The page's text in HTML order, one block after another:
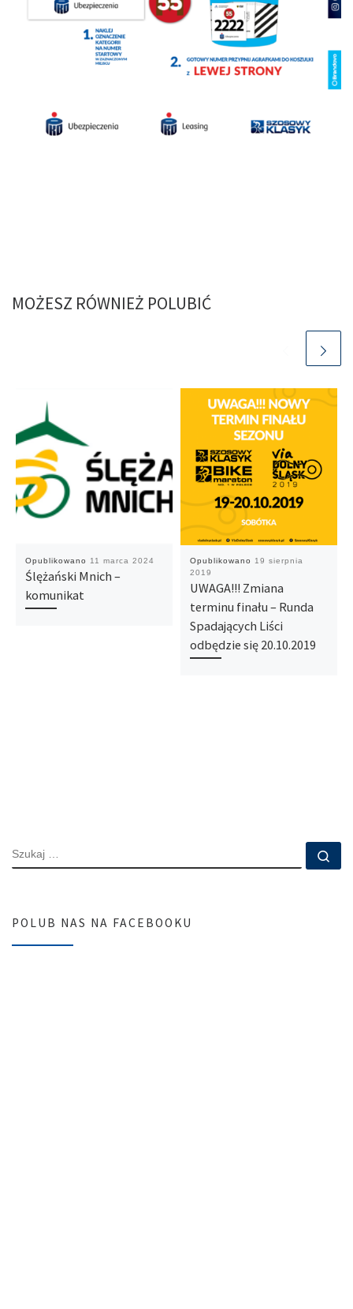
MOŻESZ RÓWNIEŻ POLUBIĆ
Opublikowano 11 marca 2024
Ślężański Mnich –
komunikat
Opublikowano
19 sierpnia
2019
UWAGA!!! Zmiana
terminu finału – Runda
Spadających Liści
odbędzie się 20.10.2019
SZUKAJ
POLUB NAS NA FACEBOOKU